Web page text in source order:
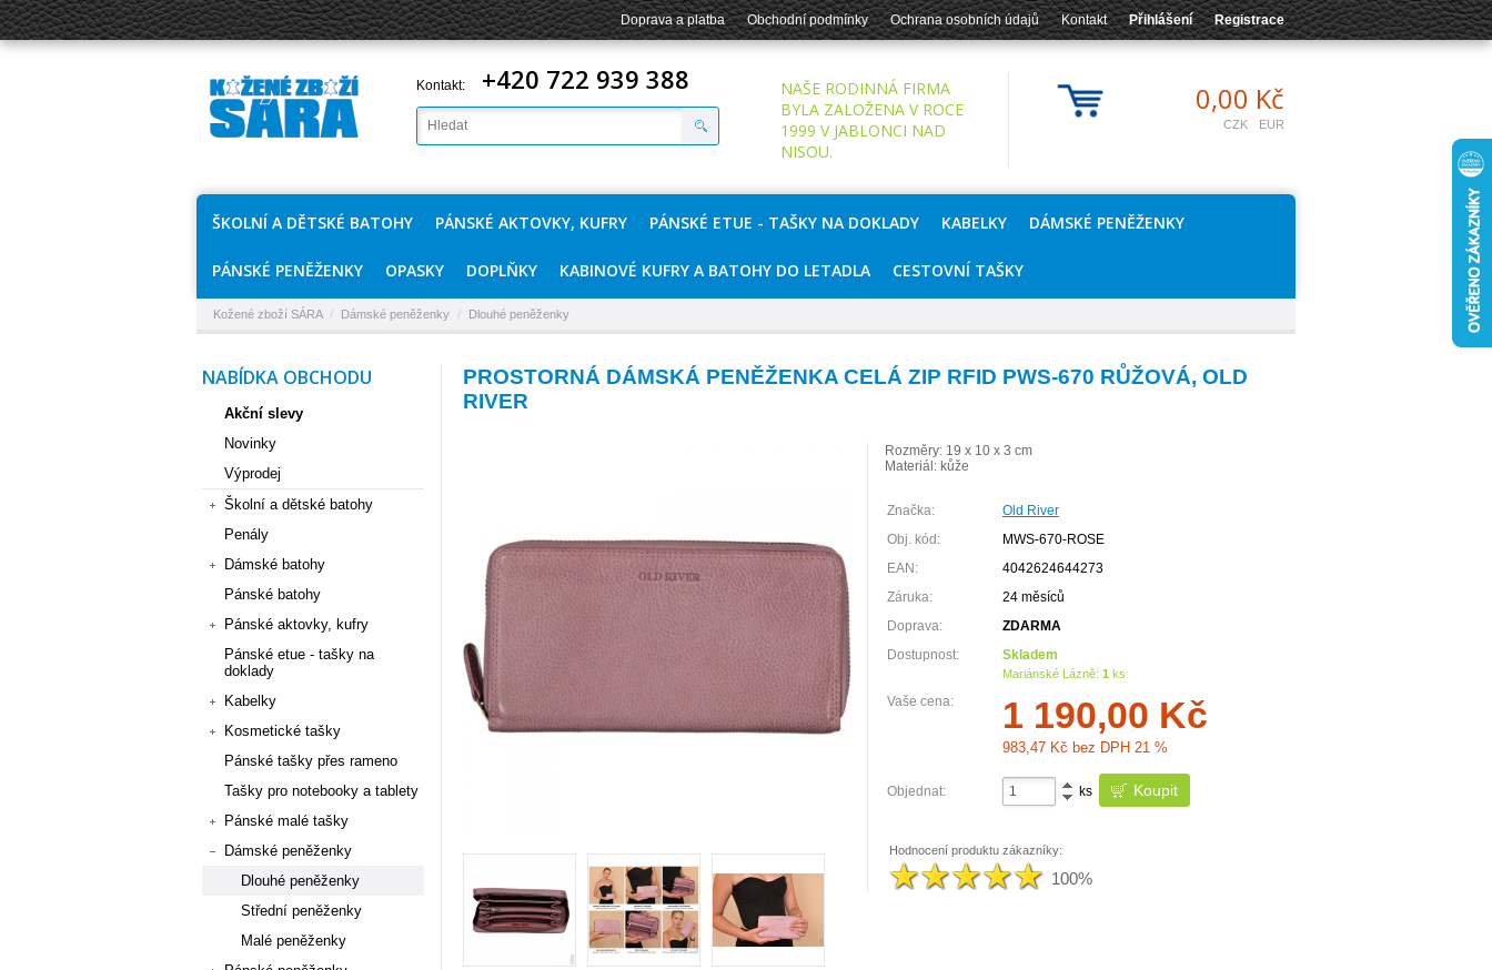
Doprava a platba Obchodní podmínky Ochrana osobních údajů Kontakt Přihlášení Registrace
Kontakt: +420 722 939 388
NAŠE RODINNÁ FIRMA
BYLA ZALOŽENA V ROCE
1999 V JABLONCI NAD
NISOU.
0,00 Kč
CZK EUR
ŠKOLNÍ A DĚTSKÉ BATOHY PÁNSKÉ AKTOVKY, KUFRY PÁNSKÉ ETUE - TAŠKY NA DOKLADY KABELKY DÁMSKÉ PENĚŽENKY
PÁNSKÉ PENĚŽENKY OPASKY DOPLŇKY KABINOVÉ KUFRY A BATOHY DO LETADLA CESTOVNÍ TAŠKY
Kožené zboží SÁRA / Dámské peněženky / Dlouhé peněženky
PROSTORNÁ DÁMSKÁ PENĚŽENKA CELÁ ZIP RFID PWS-670 RŮŽOVÁ, OLD
RIVER
Rozměry: 19 x 10 x 3 cm
Materiál: kůže
Značka:
Old River
Obj. kód:
MWS-670-ROSE
EAN:
4042624644273
Záruka:
24 měsíců
Doprava:
ZDARMA
Dostupnost:
Skladem
Mariánské Lázně: 1 ks
Vaše cena: 1 190,00 Kč
983,47 Kč bez DPH 21 %
Objednat: ks
Hodnocení produktu zákazníky:
100%
NABÍDKA OBCHODU
Akční slevy
Novinky
Výprodej
Školní a dětské batohy
Penály
Dámské batohy
Pánské batohy
Pánské aktovky, kufry
Pánské etue - tašky na
doklady
Kabelky
Kosmetické tašky
Pánské tašky přes rameno
Tašky pro notebooky a tablety
Pánské malé tašky
Dámské peněženky
Dlouhé peněženky
Střední peněženky
Malé peněženky